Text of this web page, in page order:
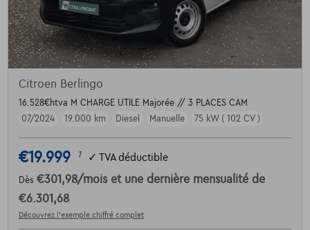
Citroen Berlingo
16.528€htva M CHARGE UTILE Majorée // 3 PLACES CAM
07/2024
19.000 km Diesel Manuelle 75 kW ( 102 CV )
€19.999 1 ✓ TVA déductible
Dès €301,98/mois et une dernière mensualité de
€6.301,68
Découvrez l’exemple chiffré complet